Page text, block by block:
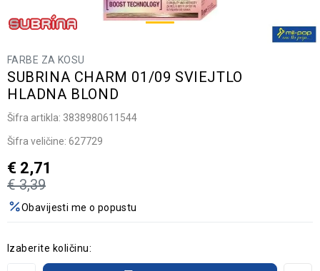
FARBE ZA KOSU
SUBRINA CHARM 01/09 SVIEJTLO
HLADNA BLOND
Šifra artikla: 3838980611544
Šifra veličine: 627729
€ 3,39
€ 2,71
Obavijesti me o popustu
Izaberite količinu: